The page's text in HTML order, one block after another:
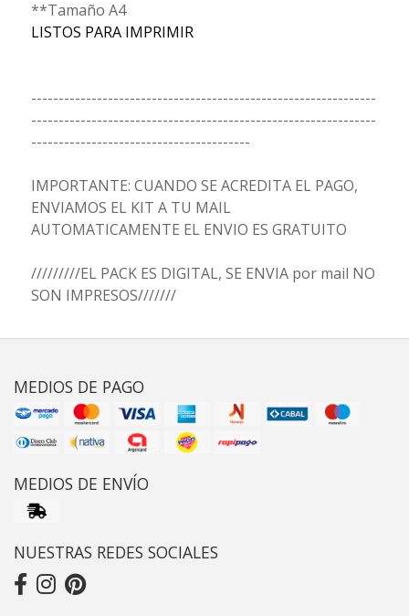
**Tamaño A4
LISTOS PARA IMPRIMIR
---------------------------------------------------------------
---------------------------------------------------------------
----------------------------------------
IMPORTANTE: CUANDO SE ACREDITA EL PAGO,
ENVIAMOS EL KIT A TU MAIL
AUTOMATICAMENTE EL ENVIO ES GRATUITO
/////////EL PACK ES DIGITAL, SE ENVIA por mail NO
SON IMPRESOS///////
MEDIOS DE PAGO
MEDIOS DE ENVÍO
NUESTRAS REDES SOCIALES